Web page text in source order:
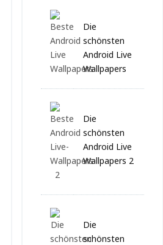
Die
schönsten
Android Live
Wallpapers
Die
schönsten
Android Live
Wallpapers 2
Die
schönsten